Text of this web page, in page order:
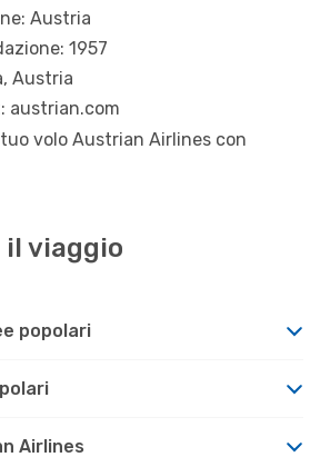
Austria
1957
Austria
austrian.com
volo Austrian Airlines con
viaggio
popolari
Airlines